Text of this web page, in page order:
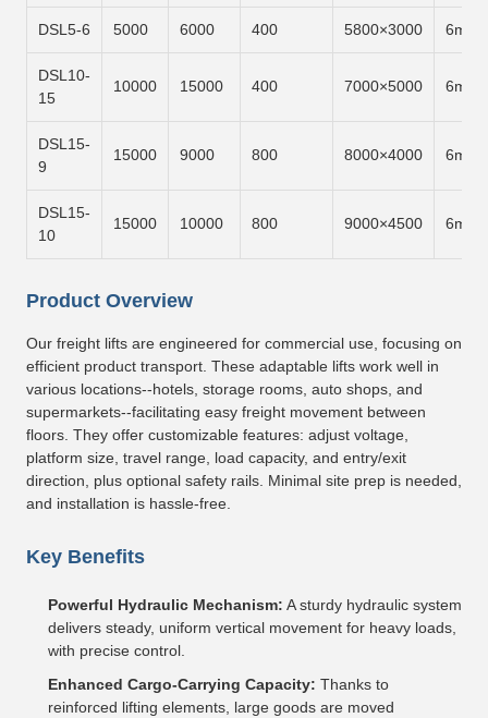
DSL5-6 5000 6000 400 5800×3000 6m/
DSL10-
15
10000 15000 400 7000×5000 6m/
DSL15-
9
15000 9000 800 8000×4000 6m/
DSL15-
10
15000 10000 800 9000×4500 6m/
Product Overview
Our freight lifts are engineered for commercial use, focusing on
efficient product transport. These adaptable lifts work well in
various locations--hotels, storage rooms, auto shops, and
supermarkets--facilitating easy freight movement between
floors. They offer customizable features: adjust voltage,
platform size, travel range, load capacity, and entry/exit
direction, plus optional safety rails. Minimal site prep is needed,
and installation is hassle-free.
Key Benefits
Powerful Hydraulic Mechanism: A sturdy hydraulic system
delivers steady, uniform vertical movement for heavy loads,
with precise control.
Enhanced Cargo-Carrying Capacity: Thanks to
reinforced lifting elements, large goods are moved